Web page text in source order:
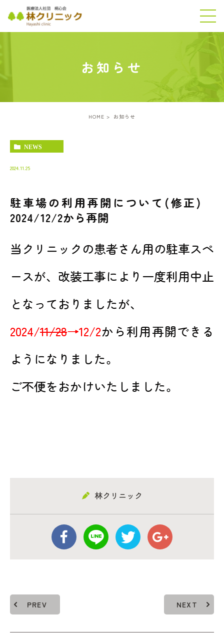
お知らせ
HOME お知らせ
NEWS
2024.11.25
駐車場の利用再開について(修正)
2024/12/2から再開
当クリニックの患者さん用の駐車スペ
ースが、改装工事により一度利用中止
となっておりましたが、
2024/11/28→12/2から利用再開できる
ようになりました。
ご不便をおかけいたしました。
林クリニック
PREV NEXT